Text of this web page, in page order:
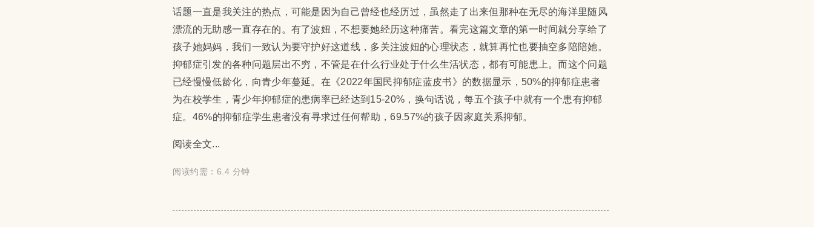
话题一直是我关注的热点，可能是因为自己曾经也经历过，虽然走了出来但那种在无尽的海洋里随风
漂流的无助感一直存在的。有了波妞，不想要她经历这种痛苦。看完这篇文章的第一时间就分享给了
孩子她妈妈，我们一致认为要守护好这道线，多关注波妞的心理状态，就算再忙也要抽空多陪陪她。
抑郁症引发的各种问题层出不穷，不管是在什么行业处于什么生活状态，都有可能患上。而这个问题
已经慢慢低龄化，向青少年蔓延。在《2022年国民抑郁症蓝皮书》的数据显示，50%的抑郁症患者
为在校学生，青少年抑郁症的患病率已经达到15-20%，换句话说，每五个孩子中就有一个患有抑郁
症。46%的抑郁症学生患者没有寻求过任何帮助，69.57%的孩子因家庭关系抑郁。
阅读全文...
阅读约需：6.4 分钟